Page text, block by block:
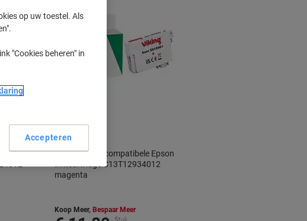
Epson
Viking T1293 compatibele Epson
inktcartridge C13T12934012
magenta
Koop Meer, Bespaar Meer
op uw toestel. Als
"Cookies beheren" in
Accepteren